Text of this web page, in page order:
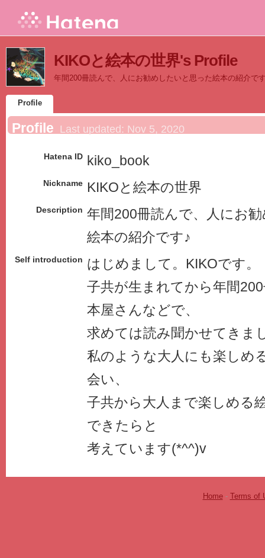
KIKOと絵本の世界's Profile
年間200冊読んで、人にお勧めしたいと思った絵本の紹介で
Profile
Profile Last updated: Nov 5, 2020
Hatena ID kiko_book
Nickname KIKOと絵本の世界
Description 年間200冊読んで、人にお
絵本の紹介です♪
Self introduction はじめまして。KIKOです。
子共が生まれてから年間
本屋さんなどで、
求めては読み聞かせてきま
私のような大人にも楽しめ
会い、
子共から大人まで楽しめる
できたらと
考えています(*^^)v
Home- Terms of